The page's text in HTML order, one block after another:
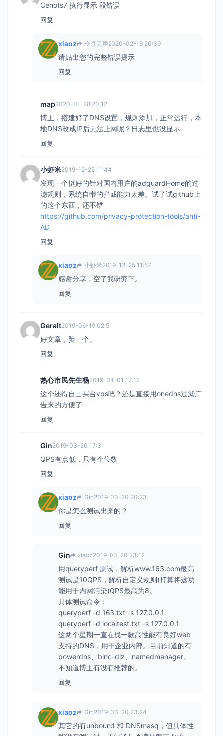
Cenots7 执行显示 段错误
回复
xiaoz 冷月无声2020-02-19 20:39
请贴出您的完整错误提示
回复
map2020-01-28 20:12
博主，搭建好了DNS设置，规则添加，正常运行，本
地DNS改成IP后无法上网呢？日志里也没显示
回复
小虾米2019-12-25 11:44
发现一个挺好的针对国内用户的adguardHome的过
滤规则，系统自带的拦截能力太差。试了试github上
的这个东西，还不错
https://github.com/privacy-protection-tools/anti-
AD
回复
xiaoz 小虾米2019-12-25 11:57
感谢分享，空了我研究下。
回复
Geralt2019-06-19 02:51
好文章，赞一个。
回复
热心市民先生杨2019-04-01 17:12
这个还得自己买台vps吧？还是直接用onedns过滤广
告来的方便了
回复
Gin2019-03-20 17:31
QPS有点低，只有个位数
回复
xiaoz Gin2019-03-20 20:23
你是怎么测试出来的？
回复
Gin xiaoz2019-03-20 23:12
用queryperf 测试，解析www.163.com最高
测试是10QPS，解析自定义规则(打算将这功
能用于内网污染)QPS最高为8。
具体测试命令：
queryperf -d 163.txt -s 127.0.0.1
queryperf -d localtest.txt -s 127.0.0.1
这两个星期一直在找一款高性能有良好web
支持的DNS，用于企业内部。目前知道的有
powerdns、bind-dlz、namedmanager。
不知道博主有没有推荐的。
回复
xiaoz Gin2019-03-20 23:24
其它的有unbound 和 DNSmasq，但具体性